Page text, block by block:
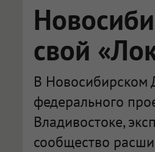
свой
В Новосибирском
федерального
Владивостоке,
сообщество